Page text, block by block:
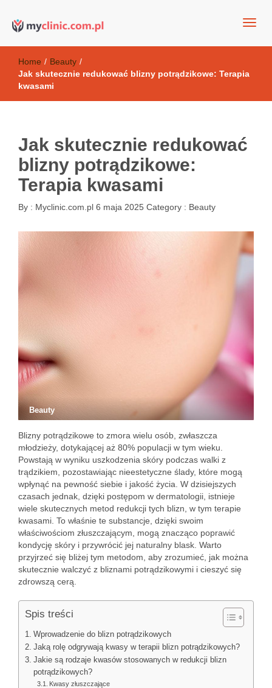
Kosmetyki antyoksydacyjne
Home / Beauty /
Jak skutecznie redukować blizny potrądzikowe: Terapia
kwasami
Jak skutecznie redukować
blizny potrądzikowe:
Terapia kwasami
By : Myclinic.com.pl 6 maja 2025 Category : Beauty
Beauty
Blizny potrądzikowe to zmora wielu osób, zwłaszcza
młodzieży, dotykającej aż 80% populacji w tym wieku.
Powstają w wyniku uszkodzenia skóry podczas walki z
trądzikiem, pozostawiając nieestetyczne ślady, które mogą
wpłynąć na pewność siebie i jakość życia. W dzisiejszych
czasach jednak, dzięki postępom w dermatologii, istnieje
wiele skutecznych metod redukcji tych blizn, w tym terapie
kwasami. To właśnie te substancje, dzięki swoim
właściwościom złuszczającym, mogą znacząco poprawić
kondycję skóry i przywrócić jej naturalny blask. Warto
przyjrzeć się bliżej tym metodom, aby zrozumieć, jak można
skutecznie walczyć z bliznami potrądzikowymi i cieszyć się
zdrowszą cerą.
Spis treści
Wprowadzenie do blizn potrądzikowych
Jaką rolę odgrywają kwasy w terapii blizn potrądzikowych?
Jakie są rodzaje kwasów stosowanych w redukcji blizn
potrądzikowych?
Kwasy złuszczające